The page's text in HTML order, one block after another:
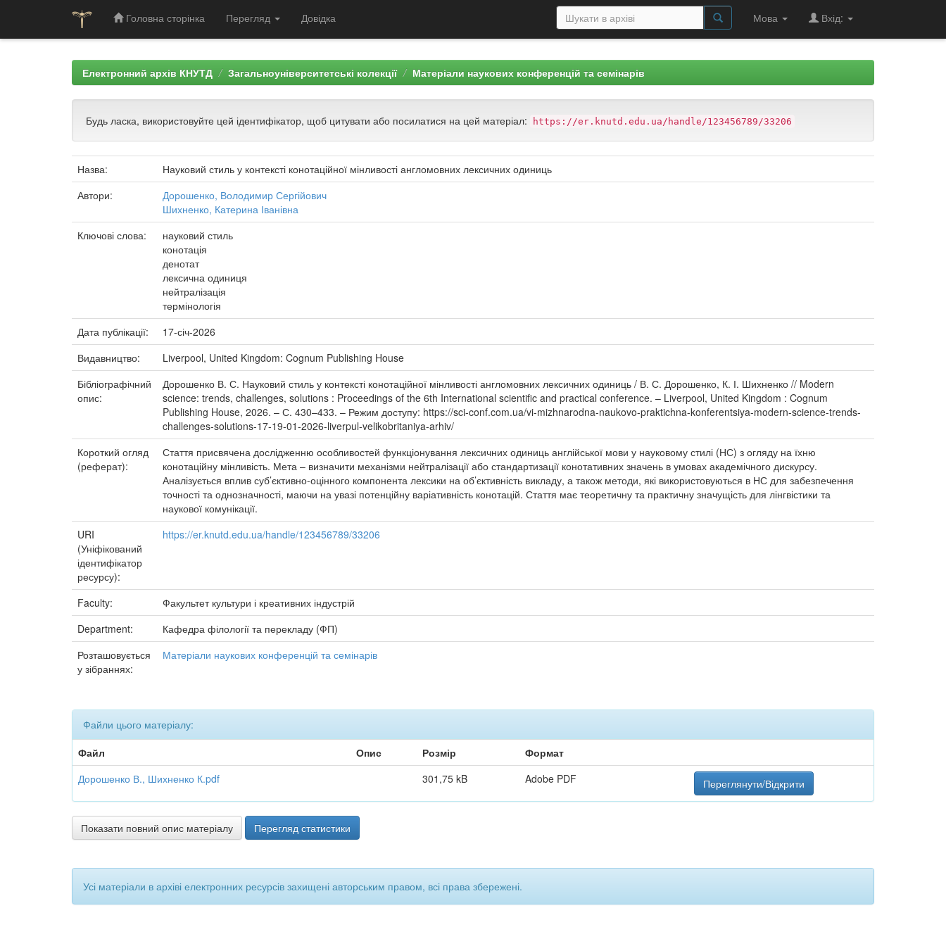
Головна сторінка Перегляд Довідка Мова Вхід:
Електронний архів КНУТД Загальноуніверситетські колекції Матеріали наукових конференцій та семінарів
Будь ласка, використовуйте цей ідентифікатор, щоб цитувати або посилатися на цей матеріал: https://er.knutd.edu.ua/handle/123456789/33206
Назва:
Науковий стиль у контексті конотаційної мінливості англомовних лексичних одиниць
Автори:
Дорошенко, Володимир Сергійович
Шихненко, Катерина Іванівна
Ключові слова:
науковий стиль
конотація
денотат
лексична одиниця
нейтралізація
термінологія
Дата публікації:
17-січ-2026
Видавництво:
Liverpool, United Kingdom: Cognum Publishing House
Бібліографічний
опис:
Дорошенко В. С. Науковий стиль у контексті конотаційної мінливості англомовних лексичних одиниць / В. С. Дорошенко, К. І. Шихненко // Modern
science: trends, challenges, solutions : Proceedings of the 6th International scientific and practical conference. – Liverpool, United Kingdom : Cognum
Publishing House, 2026. – С. 430–433. – Режим доступу: https://sci-conf.com.ua/vi-mizhnarodna-naukovo-praktichna-konferentsiya-modern-science-trends-
challenges-solutions-17-19-01-2026-liverpul-velikobritaniya-arhiv/
Короткий огляд
(реферат):
Стаття присвячена дослідженню особливостей функціонування лексичних одиниць англійської мови у науковому стилі (НС) з огляду на їхню
конотаційну мінливість. Мета – визначити механізми нейтралізації або стандартизації конотативних значень в умовах академічного дискурсу.
Аналізується вплив суб’єктивно-оцінного компонента лексики на об’єктивність викладу, а також методи, які використовуються в НС для забезпечення
точності та однозначності, маючи на увазі потенційну варіативність конотацій. Стаття має теоретичну та практичну значущість для лінгвістики та
наукової комунікації.
URI
(Уніфікований
ідентифікатор
ресурсу):
https://er.knutd.edu.ua/handle/123456789/33206
Faculty:
Факультет культури і креативних індустрій
Department:
Кафедра філології та перекладу (ФП)
Розташовується
у зібраннях:
Матеріали наукових конференцій та семінарів
Файли цього матеріалу:
Файл
Опис Розмір
Формат
Дорошенко В., Шихненко К.pdf
301,75 kB Adobe PDF Переглянути/Відкрити
Показати повний опис матеріалу Перегляд статистики
Усі матеріали в архіві електронних ресурсів захищені авторським правом, всі права збережені.